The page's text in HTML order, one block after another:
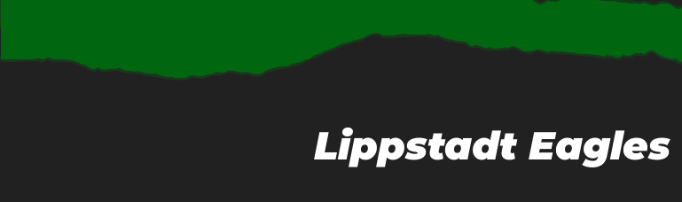
Lippstadt Eagles